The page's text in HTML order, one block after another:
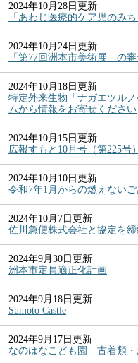
2024年10月28日更新
「あわじ医療的ケア児のみ
2024年10月24日更新
「第77回洲本市美術展」の
2024年10月18日更新
特定外来生物「ナガエツル
ムから情報をお寄せください
2024年10月15日更新
広報すもと10月号（第225号）
2024年10月10日更新
令和7年1月からの燃えない
2024年10月7日更新
佐川急便株式会社と協定を
2024年9月30日更新
洲本市定員適正化計画
2024年9月18日更新
Sumoto Castle
2024年9月17日更新
なのはなこども園 古着類・